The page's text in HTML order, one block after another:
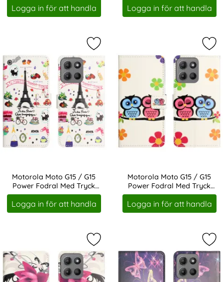
Logga in för att handla
Logga in för att handla
Motorola Moto G15 / G15
Power Fodral Med Tryck
Eiffeltornet
Art. nr 245086
Logga in för att handla
Markera motorola Moto G15 /
Motorola Moto G15 / G15
Power Fodral Med Tryck
Ugglor
Art. nr 245087
Logga in för att handla
Markera motorola Moto G15 /